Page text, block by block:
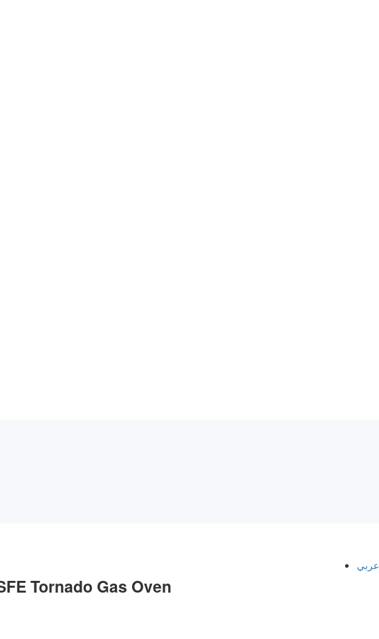
Tornado Gas Oven
عربي